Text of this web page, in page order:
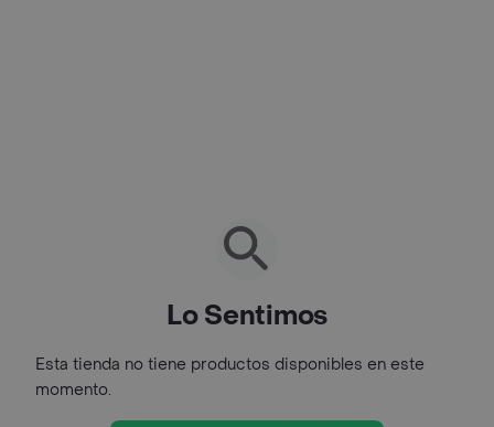
Lo Sentimos
Esta tienda no tiene productos disponibles en este
momento.